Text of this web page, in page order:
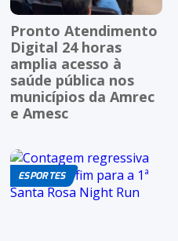
Pronto Atendimento
Digital 24 horas
amplia acesso à
saúde pública nos
municípios da Amrec
e Amesc
ESPORTES